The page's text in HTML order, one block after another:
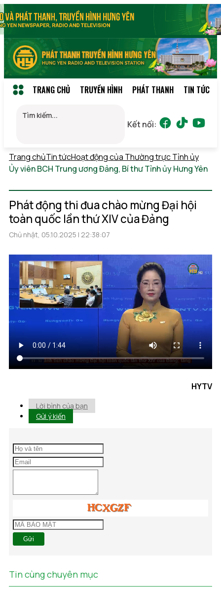
TRANG CHỦ TRUYỀN HÌNH PHÁT THANH TIN TỨC
Kết nối:
Trang chủTin tứcHoạt động của Thường trực Tỉnh ủy
Ủy viên BCH Trung ương Đảng, Bí thư Tỉnh ủy Hưng Yên
Phát động thi đua chào mừng Đại hội
toàn quốc lần thứ XIV của Đảng
Chủ nhật, 05.10.2025 | 22:38:07
HYTV
Lời bình của bạn
Gửi ý kiến
Gửi
Tin cùng chuyên mục